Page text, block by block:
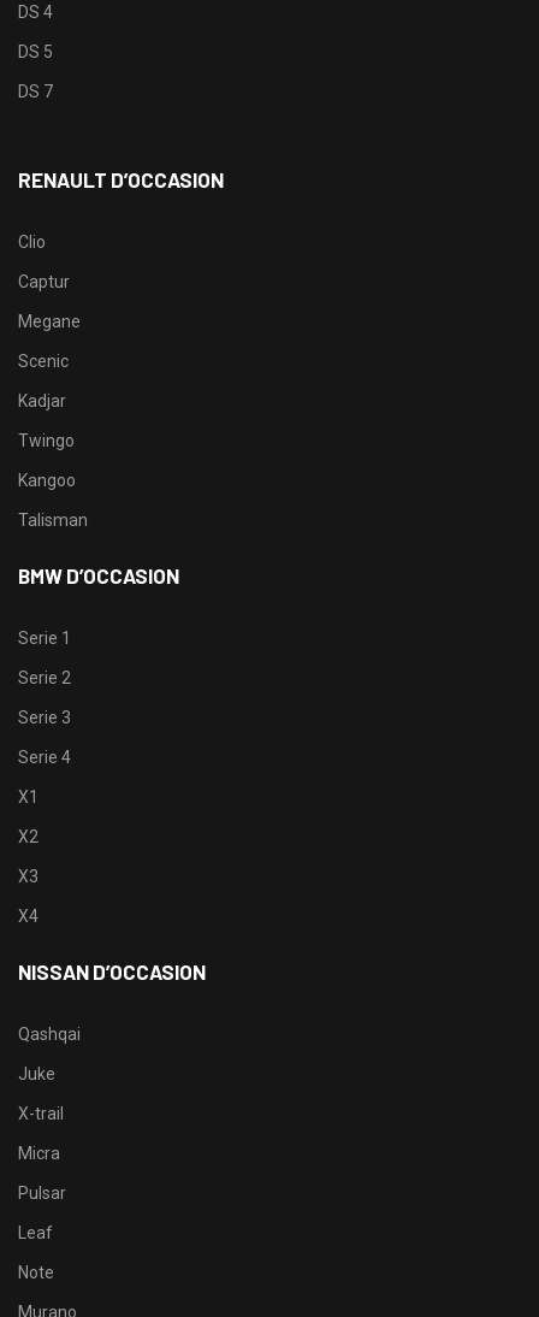
DS 4
DS 5
DS 7
RENAULT D’OCCASION
Clio
Captur
Megane
Scenic
Kadjar
Twingo
Kangoo
Talisman
BMW D’OCCASION
Serie 1
Serie 2
Serie 3
Serie 4
X1
X2
X3
X4
NISSAN D’OCCASION
Qashqai
Juke
X-trail
Micra
Pulsar
Leaf
Note
Murano